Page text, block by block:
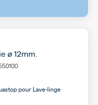
ø 12mm.
pour Lave-linge